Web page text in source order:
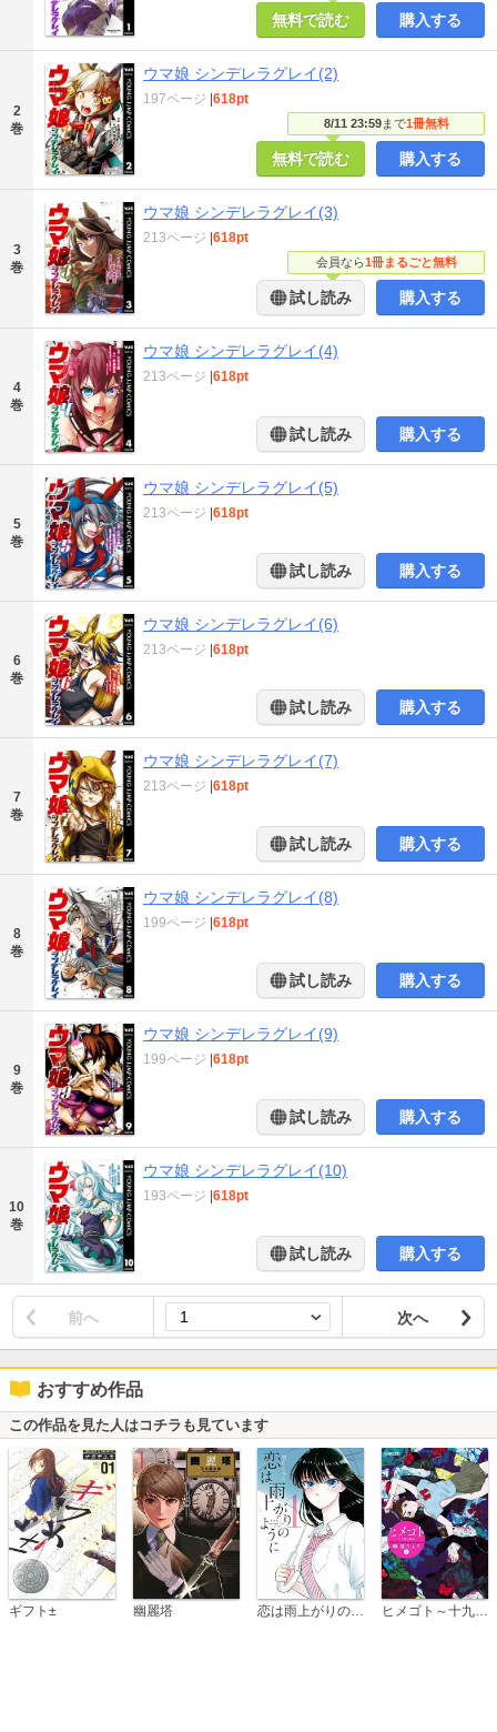
無料で読む 購入する
2
巻
ウマ娘 シンデレラグレイ(2)
8/11 23:59まで1冊無料
197ページ 618pt
無料で読む 購入する
3
巻
ウマ娘 シンデレラグレイ(3)
会員なら1冊まるごと無料
213ページ 618pt
試し読み 購入する
4
巻
ウマ娘 シンデレラグレイ(4)
213ページ 618pt
試し読み 購入する
5
巻
ウマ娘 シンデレラグレイ(5)
213ページ 618pt
試し読み 購入する
6
巻
ウマ娘 シンデレラグレイ(6)
213ページ 618pt
試し読み 購入する
7
巻
ウマ娘 シンデレラグレイ(7)
213ページ 618pt
試し読み 購入する
8
巻
ウマ娘 シンデレラグレイ(8)
199ページ 618pt
試し読み 購入する
9
巻
ウマ娘 シンデレラグレイ(9)
199ページ 618pt
試し読み 購入する
10
巻
ウマ娘 シンデレラグレイ(10)
193ページ 618pt
試し読み 購入する
前へ 次へ
おすすめ作品
この作品を見た人はコチラも見ています
ギフト± 幽麗塔 恋は雨上がりのように ヒメゴト～十九歳の制服～